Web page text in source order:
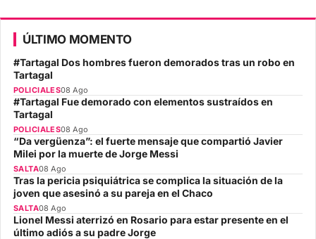
ÚLTIMO MOMENTO
#Tartagal Dos hombres fueron demorados tras un robo en
Tartagal
POLICIALES08 Ago
#Tartagal Fue demorado con elementos sustraídos en
Tartagal
POLICIALES08 Ago
“Da vergüenza”: el fuerte mensaje que compartió Javier
Milei por la muerte de Jorge Messi
SALTA08 Ago
Tras la pericia psiquiátrica se complica la situación de la
joven que asesinó a su pareja en el Chaco
SALTA08 Ago
Lionel Messi aterrizó en Rosario para estar presente en el
último adiós a su padre Jorge